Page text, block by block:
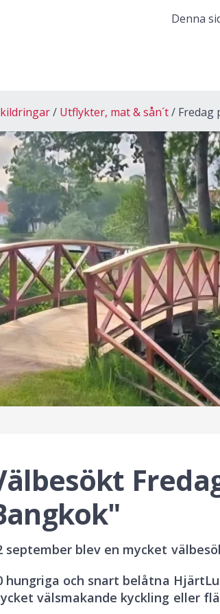
Denna
Utflykter, mat & sån´t Fredag
september blev en mycket
hungriga och snart belåtna
välsmakande kyckling eller